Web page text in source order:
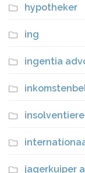
hypotheker
ing
ingentia
jagerkuiper